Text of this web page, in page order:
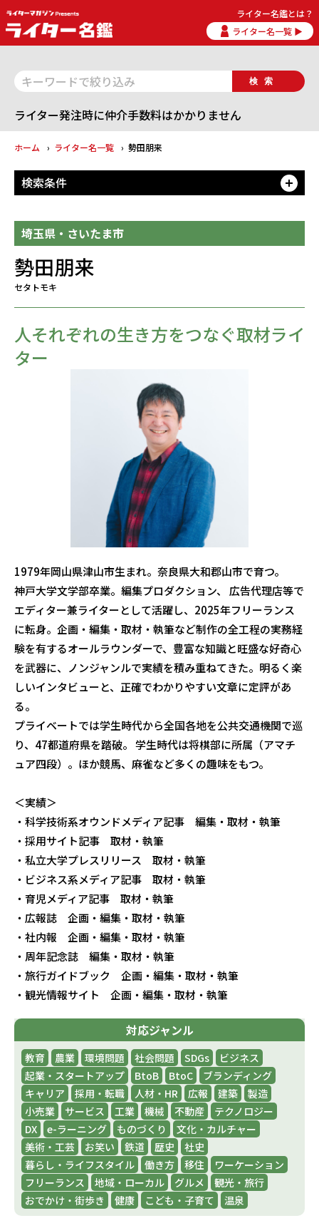
ライター名鑑とは？
ライター名一覧 ▶
検索
ライター発注時に仲介手数料はかかりません
ホーム ライター名一覧 勢田朋来
検索条件
埼玉県・さいたま市
勢田朋来
セタトモキ
人それぞれの生き方をつなぐ取材ライ
ター
1979年岡山県津山市生まれ。奈良県大和郡山市で育つ。
神戸大学文学部卒業。編集プロダクション、 広告代理店等で
エディター兼ライターとして活躍し、2025年フリーランス
に転身。企画・編集・取材・執筆など制作の全工程の実務経
験を有するオールラウンダーで、豊富な知識と旺盛な好奇心
を武器に、ノンジャンルで実績を積み重ねてきた。明るく楽
しいインタビューと、正確でわかりやすい文章に定評があ
る。
プライベートでは学生時代から全国各地を公共交通機関で巡
り、47都道府県を踏破。 学生時代は将棋部に所属（アマチ
ュア四段）。ほか競馬、麻雀など多くの趣味をもつ。
＜実績＞
・科学技術系オウンドメディア記事 編集・取材・執筆
・採用サイト記事 取材・執筆
・私立大学プレスリリース 取材・執筆
・ビジネス系メディア記事 取材・執筆
・育児メディア記事 取材・執筆
・広報誌 企画・編集・取材・執筆
・社内報 企画・編集・取材・執筆
・周年記念誌 編集・取材・執筆
・旅行ガイドブック 企画・編集・取材・執筆
・観光情報サイト 企画・編集・取材・執筆
対応ジャンル
教育 農業 環境問題 社会問題 SDGs
ビジネス
起業・スタートアップ
BtoB BtoC
ブランディング
キャリア
採用・転職 人材・HR 広報 建築
製造
小売業
サービス 工業 機械 不動産
テクノロジー
DX
e-ラーニング ものづくり
文化・カルチャー
美術・工芸
お笑い 鉄道 歴史
社史
暮らし・ライフスタイル
働き方 移住
ワーケーション
フリーランス
地域・ローカル グルメ
観光・旅行
おでかけ・街歩き
健康 こども・子育て 温泉